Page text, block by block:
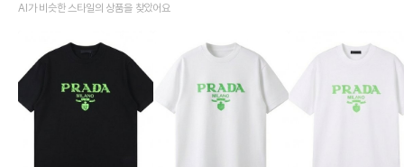
AI가 비슷한 스타일의 상품을 찾았어요